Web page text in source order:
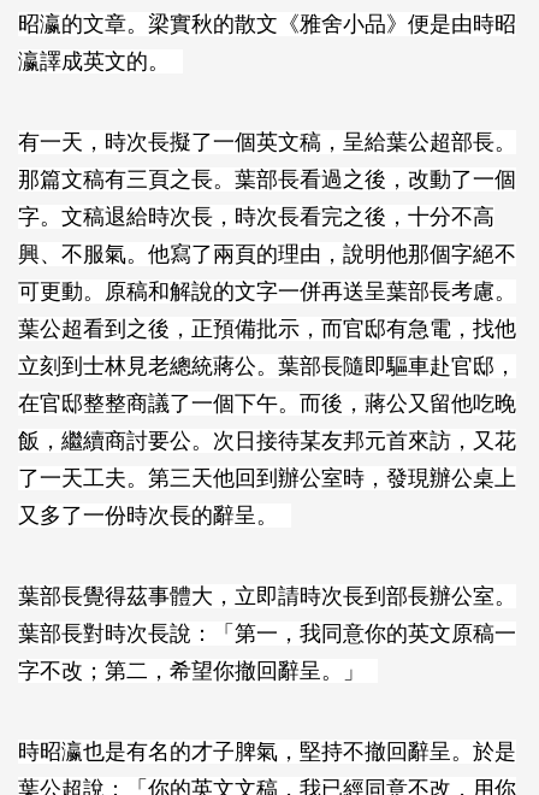
昭瀛的文章。梁實秋的散文《雅舍小品》便是由時昭
瀛譯成英文的。
有一天，時次長擬了一個英文稿，呈給葉公超部長。
那篇文稿有三頁之長。葉部長看過之後，改動了一個
字。文稿退給時次長，時次長看完之後，十分不高
興、不服氣。他寫了兩頁的理由，說明他那個字絕不
可更動。原稿和解說的文字一併再送呈葉部長考慮。
葉公超看到之後，正預備批示，而官邸有急電，找他
立刻到士林見老總統蔣公。葉部長隨即驅車赴官邸，
在官邸整整商議了一個下午。而後，蔣公又留他吃晚
飯，繼續商討要公。次日接待某友邦元首來訪，又花
了一天工夫。第三天他回到辦公室時，發現辦公桌上
又多了一份時次長的辭呈。
葉部長覺得茲事體大，立即請時次長到部長辦公室。
葉部長對時次長說：「第一，我同意你的英文原稿一
字不改；第二，希望你撤回辭呈。」
時昭瀛也是有名的才子脾氣，堅持不撤回辭呈。於是
葉公超說：「你的英文文稿，我已經同意不改，用你